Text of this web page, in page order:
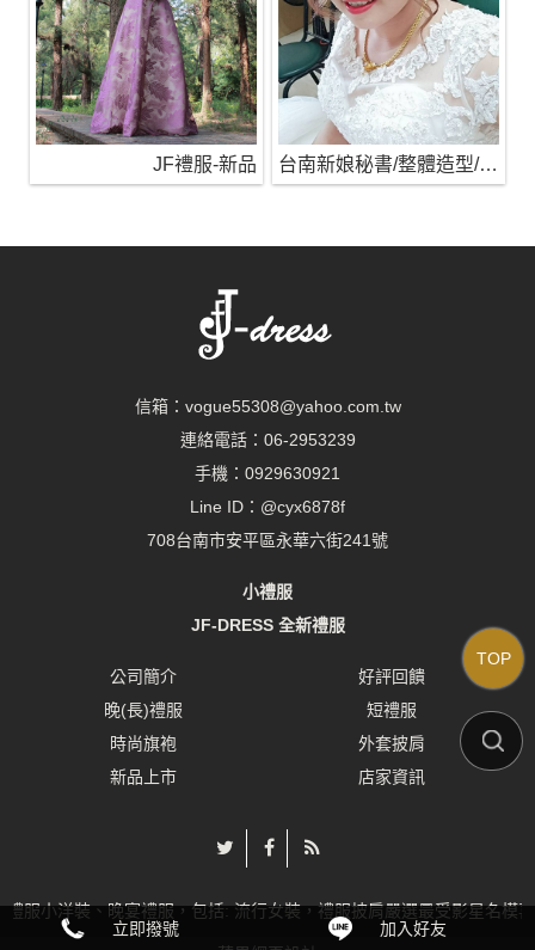
JF禮服-新品 台南新娘秘書/整體造型/蒂芬妮保養 時尚彩妝
TOP
信箱： vogue55308@yahoo.com.tw
連絡電話： 06-2953239
手機： 0929630921
Line ID： @cyx6878f
708台南市安平區永華六街241號
小禮服
JF-DRESS 全新禮服
公司簡介
好評回饋
晚(長)禮服
短禮服
時尚旗袍
外套披肩
新品上市
店家資訊
立即撥號 加入好友
服小洋裝、晚宴禮服，包括: 流行女裝，禮服披肩嚴選最受影星名模